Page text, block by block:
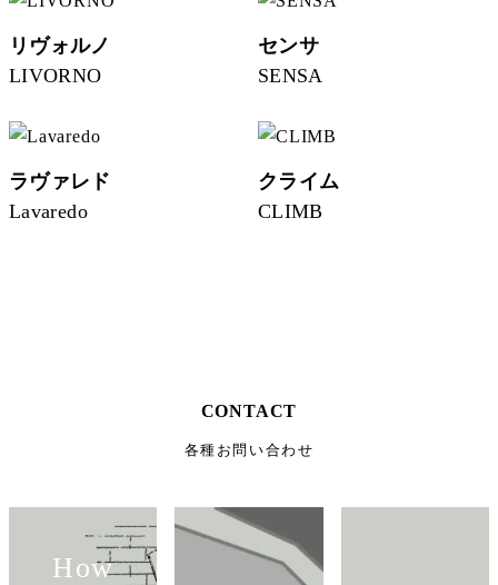
リヴォルノ
LIVORNO
センサ
SENSA
ラヴァレド
Lavaredo
クライム
CLIMB
CONTACT
各種お問い合わせ
How